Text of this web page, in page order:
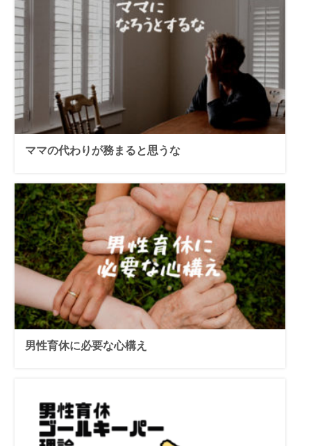
ママの代わりが務まると思うな
男性育休に必要な心構え